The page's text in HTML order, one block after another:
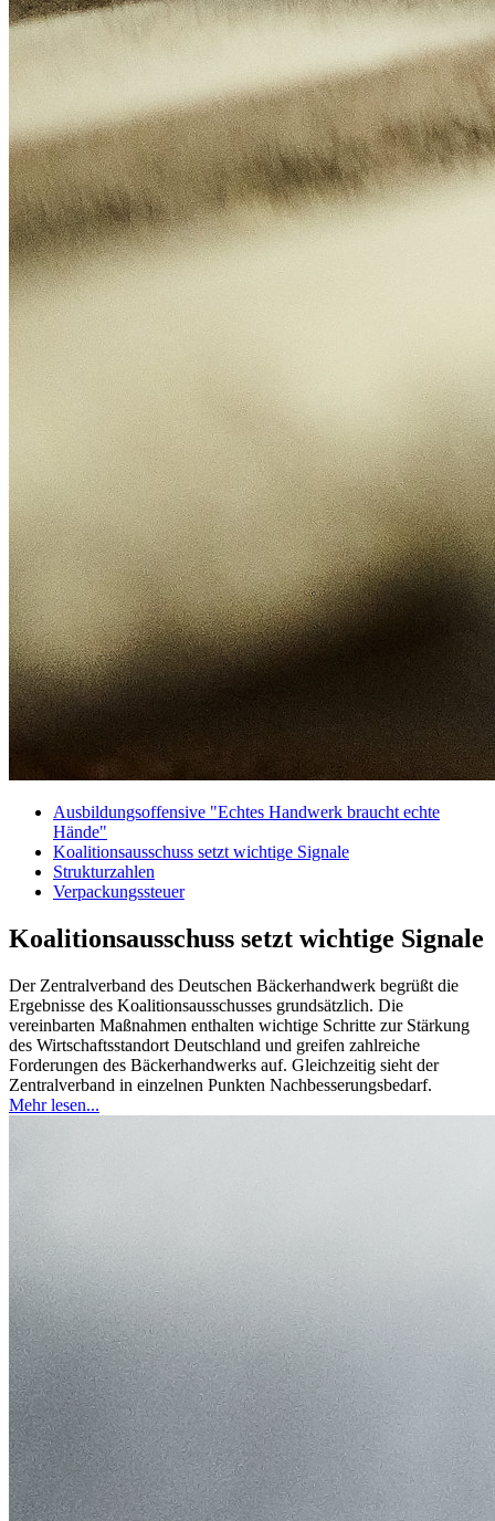
Ausbildungsoffensive "Echtes Handwerk braucht echte
Hände"
Koalitionsausschuss setzt wichtige Signale
Strukturzahlen
Verpackungssteuer
Koalitionsausschuss setzt wichtige Signale
Der Zentralverband des Deutschen Bäckerhandwerk begrüßt die
Ergebnisse des Koalitionsausschusses grundsätzlich. Die
vereinbarten Maßnahmen enthalten wichtige Schritte zur Stärkung
des Wirtschaftsstandort Deutschland und greifen zahlreiche
Forderungen des Bäckerhandwerks auf. Gleichzeitig sieht der
Zentralverband in einzelnen Punkten Nachbesserungsbedarf.
Mehr lesen...